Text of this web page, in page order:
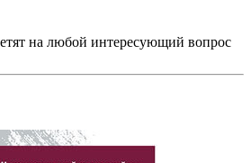
на любой интересующий вопрос